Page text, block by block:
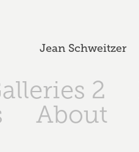
Jean Schweitzer
2
About